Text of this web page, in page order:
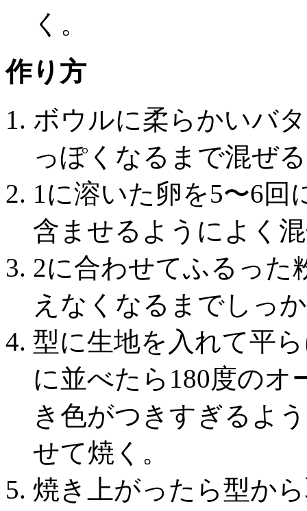
く。
作り方
ボウルに柔らかいバ
っぽくなるまで混ぜ
1に溶いた卵を5〜6回
含ませるようによく
2に合わせてふるった
えなくなるまでしっ
型に生地を入れて平
に並べたら180度のオ
き色がつきすぎるよ
せて焼く。
焼き上がったら型か